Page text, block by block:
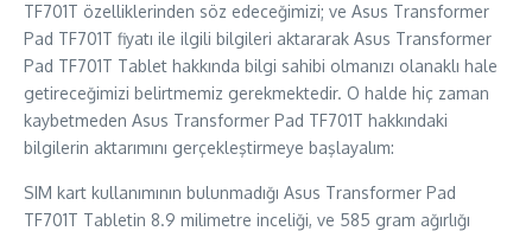
TF701T özelliklerinden söz edeceğimizi; ve Asus Transformer
Pad TF701T fiyatı ile ilgili bilgileri aktararak Asus Transformer
Pad TF701T Tablet hakkında bilgi sahibi olmanızı olanaklı hale
getireceğimizi belirtmemiz gerekmektedir. O halde hiç zaman
kaybetmeden Asus Transformer Pad TF701T hakkındaki
bilgilerin aktarımını gerçekleştirmeye başlayalım:
SIM kart kullanımının bulunmadığı Asus Transformer Pad
TF701T Tabletin 8.9 milimetre inceliği, ve 585 gram ağırlığı